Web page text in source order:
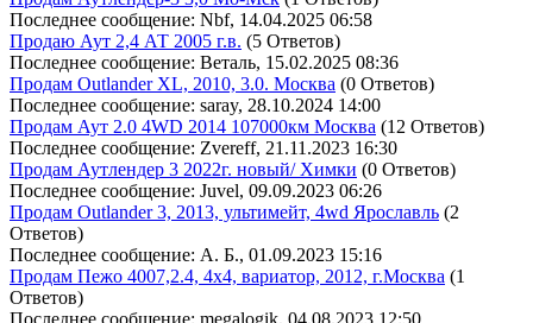
Последнее сообщение: Nbf, 14.04.2025 06:58
Продаю Аут 2,4 АТ 2005 г.в. (5 Ответов)
Последнее сообщение: Веталь, 15.02.2025 08:36
Продам Outlander XL, 2010, 3.0. Москва (0 Ответов)
Последнее сообщение: saray, 28.10.2024 14:00
Продам Аут 2.0 4WD 2014 107000км Москва (12 Ответов)
Последнее сообщение: Zvereff, 21.11.2023 16:30
Продам Аутлендер 3 2022г. новый/ Химки (0 Ответов)
Последнее сообщение: Juvel, 09.09.2023 06:26
Продам Outlander 3, 2013, ультимейт, 4wd Ярославль (2
Ответов)
Последнее сообщение: А. Б., 01.09.2023 15:16
Продам Пежо 4007,2.4, 4х4, вариатор, 2012, г.Москва (1
Ответов)
Последнее сообщение: megalogik, 04.08.2023 12:50